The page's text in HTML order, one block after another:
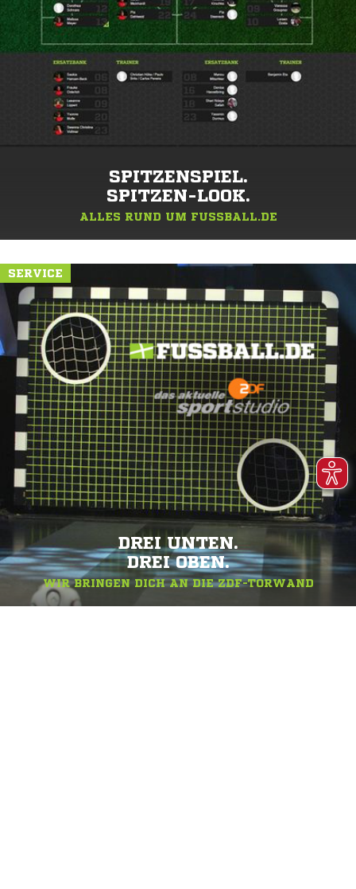
SPITZENSPIEL.
SPITZEN-LOOK.
ALLES RUND UM FUSSBALL.DE
SERVICE
DREI UNTEN.
DREI OBEN.
WIR BRINGEN DICH AN DIE ZDF-TORWAND